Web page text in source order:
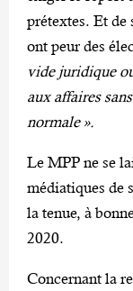
prétextes. Et de
ont peur des
vide juridique
aux affaires
normale ».
Le MPP ne se
médiatiques de
la tenue, à
2020.
Concernant la